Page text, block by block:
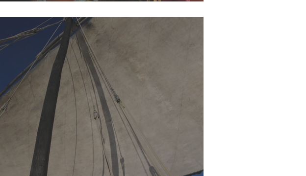
Petits tracas pour grandes expériences!